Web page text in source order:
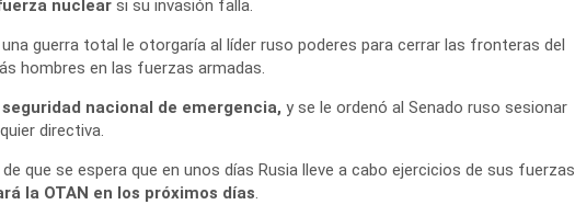
nuclear si su invasión falla.
guerra total le otorgaría al líder ruso poderes para cerrar las fronteras del
hombres en las fuerzas armadas.
nacional de emergencia, y se le ordenó al Senado ruso sesionar
directiva.
que se espera que en unos días Rusia lleve a cabo ejercicios de sus fuerzas
la OTAN en los próximos días.